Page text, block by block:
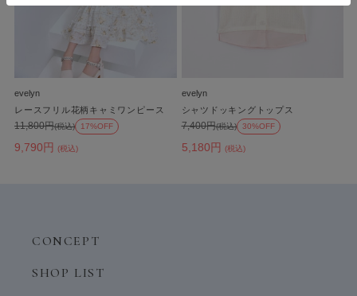
evelyn
レースフリル花柄キャミワンピース
9,790円 (税込)
11,800円(税込) 17%OFF
evelyn
シャツドッキングトップス
5,180円 (税込)
7,400円(税込) 30%OFF
CONCEPT
SHOP LIST